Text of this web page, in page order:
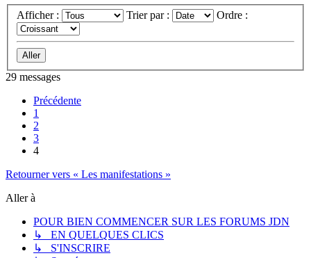
Afficher : Trier par : Ordre :
29 messages
Précédente
1
2
3
4
Retourner vers « Les manifestations »
Aller à
POUR BIEN COMMENCER SUR LES FORUMS JDN
↳ EN QUELQUES CLICS
↳ S'INSCRIRE